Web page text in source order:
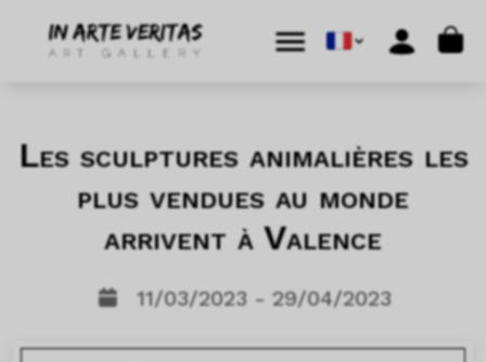
Cart
Les sculptures animalières les
plus vendues au monde
arrivent à Valence
11/03/2023 - 29/04/2023